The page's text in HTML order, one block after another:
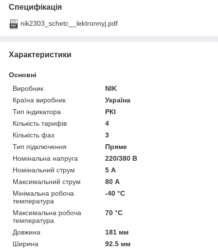
Специфікація
nik2303_schetc__lektronnyj.pdf
Характеристики
Основні
Виробник
NIK
Країна виробник
Україна
Тип індикатора
РКІ
Кількість тарифів
4
Кількість фаз
3
Тип підключення
Пряме
Номінальна напруга
220/380 В
Номінальний струм
5 А
Максимальний струм
80 А
Мінімальна робоча
температура
-40 °С
Максимальна робоча
температура
70 °С
Довжина
181 мм
Ширина
92.5 мм